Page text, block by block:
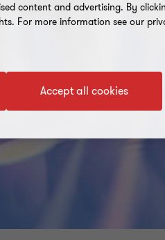
content and advertising. By
For more information see our
Accept all cookies